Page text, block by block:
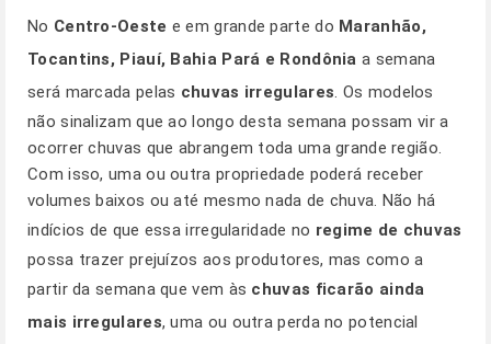
No Centro-Oeste e em grande parte do Maranhão,
Tocantins, Piauí, Bahia Pará e Rondônia a semana
será marcada pelas chuvas irregulares. Os modelos
não sinalizam que ao longo desta semana possam vir a
ocorrer chuvas que abrangem toda uma grande região.
Com isso, uma ou outra propriedade poderá receber
volumes baixos ou até mesmo nada de chuva. Não há
indícios de que essa irregularidade no regime de chuvas
possa trazer prejuízos aos produtores, mas como a
partir da semana que vem às chuvas ficarão ainda
mais irregulares, uma ou outra perda no potencial